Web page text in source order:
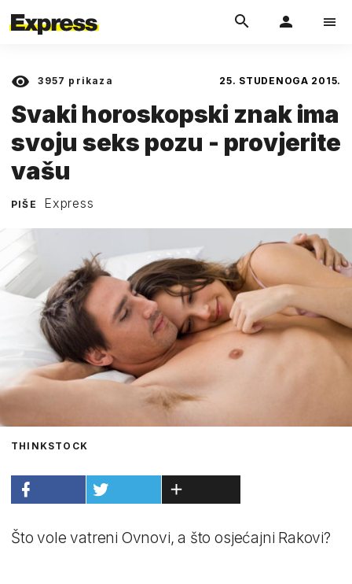
3957 prikaza 25. STUDENOGA 2015.
Svaki horoskopski znak ima
svoju seks pozu - provjerite
vašu
PIŠE Express
THINKSTOCK
Što vole vatreni Ovnovi, a što osjećajni Rakovi?